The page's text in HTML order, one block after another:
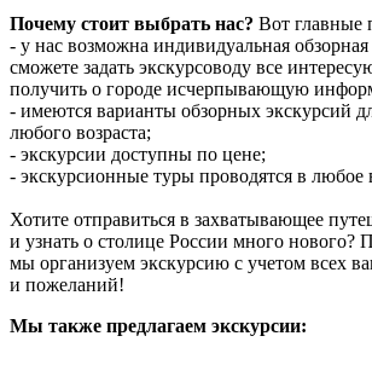
Почему стоит выбрать нас? Вот главные
- у нас возможна индивидуальная
сможете задать экскурсоводу все
получить о городе исчерпывающую
- имеются варианты обзорных экскурсий
любого возраста;
- экскурсии доступны по цене;
- экскурсионные туры проводятся в любое
Хотите отправиться в захватывающее
и узнать о столице России много нового?
мы организуем экскурсию с учетом всех
и пожеланий!
Мы также предлагаем экскурсии: